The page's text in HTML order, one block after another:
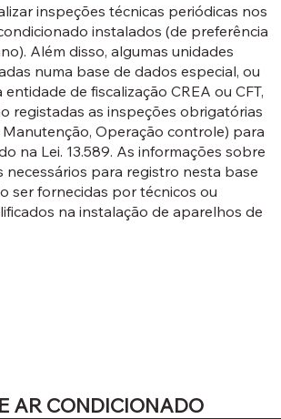
inspeções técnicas periódicas nos
instalados (de preferência
Além disso, algumas unidades
numa base de dados especial, ou
entidade de fiscalização CREA ou CFT,
registadas as inspeções obrigatórias
Operação controle) para
na Lei. 13.589. As informações sobre
necessários para registro nesta base
ser fornecidas por técnicos ou
na instalação de aparelhos de
AR CONDICIONADO